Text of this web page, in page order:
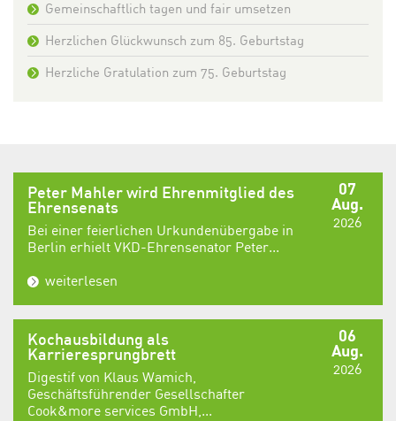
Gemeinschaftlich tagen und fair umsetzen
Herzlichen Glückwunsch zum 85. Geburtstag
Herzliche Gratulation zum 75. Geburtstag
07
Aug.
2026
Peter Mahler wird Ehrenmitglied des
Ehrensenats
Bei einer feierlichen Urkundenübergabe in
Berlin erhielt VKD-Ehrensenator Peter...
weiterlesen
06
Aug.
2026
Kochausbildung als
Karrieresprungbrett
Digestif von Klaus Wamich,
Geschäftsführender Gesellschafter
Cook&more services GmbH,...